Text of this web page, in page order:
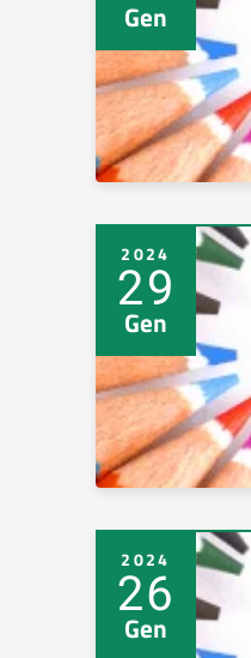
Gen
2024
29
Gen
2024
26
Gen